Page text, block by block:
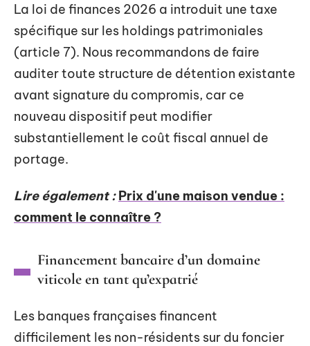
La loi de finances 2026 a introduit une taxe
spécifique sur les holdings patrimoniales
(article 7). Nous recommandons de faire
auditer toute structure de détention existante
avant signature du compromis, car ce
nouveau dispositif peut modifier
substantiellement le coût fiscal annuel de
portage.
Lire également : Prix d'une maison vendue :
comment le connaître ?
Financement bancaire d’un domaine
viticole en tant qu’expatrié
Les banques françaises financent
difficilement les non-résidents sur du foncier